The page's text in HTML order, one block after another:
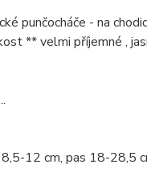
punčocháče - na
** velmi příjemné ,
12 cm, pas 18-28,5